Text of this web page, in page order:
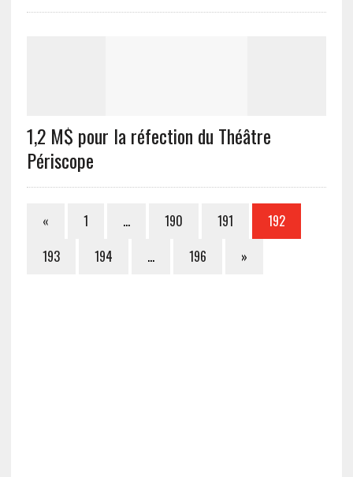
1,2 M$ pour la réfection du Théâtre
Périscope
« 1 … 190 191
192
193
194 … 196 »